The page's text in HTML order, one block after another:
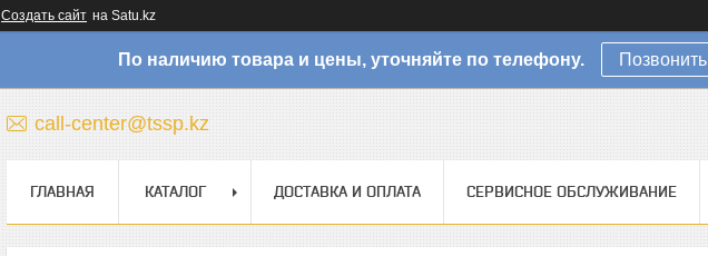
Создать сайт на Satu.kz
По наличию товара и цены, уточняйте по телефону. Позвонить
call-center@tssp.kz
ГЛАВНАЯ КАТАЛОГ ДОСТАВКА И ОПЛАТА СЕРВИСНОЕ ОБСЛУЖИВАНИЕ